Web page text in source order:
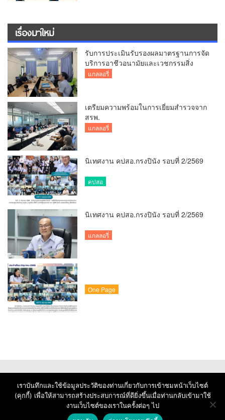
เรื่องมาใหม่
รับการประเมินรับรองผลมาตรฐานการจัด
บริการอาชีวอนามัยและเวชกรรมสิ่ง
แวดล้อม
แกลลอรี่
เตรียมความพร้อมในการเยี่ยมสำรวจจาก
สรพ.
แกลลอรี่
นิเทศงาน คปสอ.กรงปินัง รอบที่ 2/2569
คปสอ
นิเทศงาน คปสอ.กรงปินัง รอบที่ 2/2569
แกลลอรี่
One Page
เราบันทึกและใช้ข้อมูลประวัติของท่านเกี่ยวกับการเข้าชมหน้าเว็บไซต์
(คุกกี้) เพื่อให้สามารถสร้างประสบการณ์ที่ดียิ่งขึ้นเมื่อท่านกลับเข้ามาใช้
งานเว็บไซต์ของเราในครั้งต่อๆ ไป
© Copyright 2026 : Krongpinang Hospital